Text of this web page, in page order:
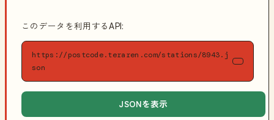
このデータを利用するAPI:
https://postcode.teraren.com/stations/8943.j
son
JSONを表示